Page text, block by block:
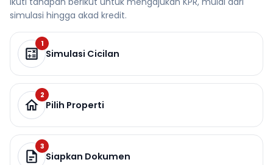
simulasi hingga akad kredit.
1
Simulasi Cicilan
2
Pilih Properti
3
Siapkan Dokumen